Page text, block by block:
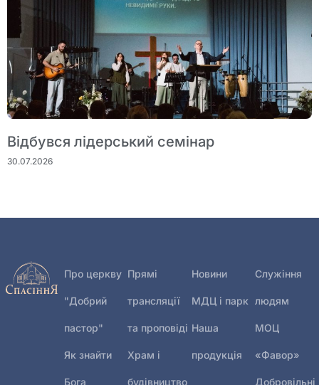
Відбувся лідерський семінар
30.07.2026
Про церкву
"Добрий
пастор"
Як знайти
Бога
Прямі
трансляції
та проповіді
Храм і
будівництво
Новини
МДЦ і парк
Наша
продукція
Служіння
людям
МОЦ
«Фавор»
Добровільні